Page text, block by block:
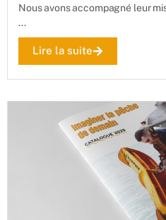
Nous avons accompagné leur
...
Lire la suite